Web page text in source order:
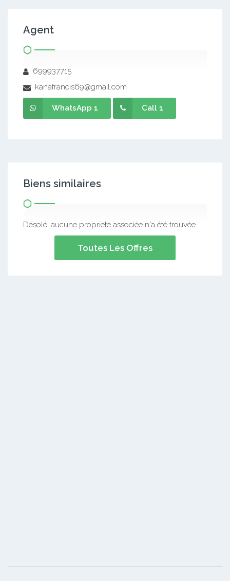
Agent
699937715
kanafrancis69@gmail.com
WhatsApp 1 Call 1
Biens similaires
Désolé, aucune propriété associée n'a été trouvée.
Toutes Les Offres